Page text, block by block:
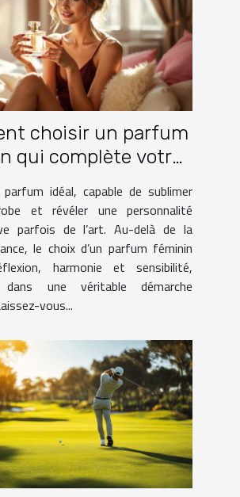
choisir un parfum
qui complète votre
idéal, capable de sublimer
et révéler une personnalité
parfois de l’art. Au-delà de la
le choix d’un parfum féminin
harmonie et sensibilité,
dans une véritable démarche
vous...